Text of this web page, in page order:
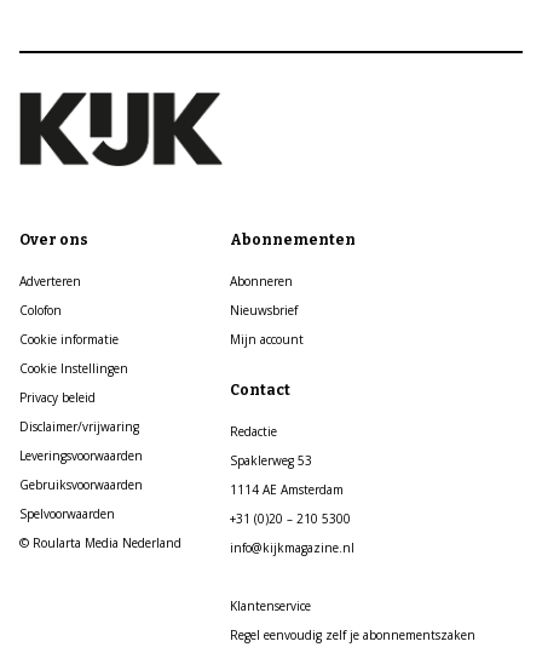
Over ons
Adverteren
Colofon
Cookie informatie
Cookie Instellingen
Privacy beleid
Disclaimer/vrijwaring
Leveringsvoorwaarden
Gebruiksvoorwaarden
Spelvoorwaarden
© Roularta Media Nederland
Abonnementen
Abonneren
Nieuwsbrief
Mijn account
Contact
Redactie
Spaklerweg 53
1114 AE Amsterdam
+31 (0)20 – 210 5300
info@kijkmagazine.nl
Klantenservice
Regel eenvoudig zelf je abonnementszaken